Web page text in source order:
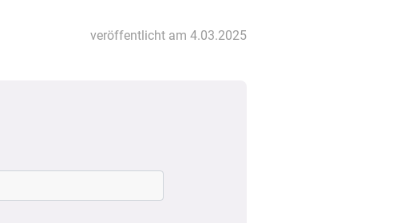
veröffentlicht am 4.03.2025